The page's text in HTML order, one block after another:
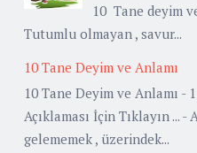
10 Tane deyim
Tutumlu olmayan , savur...
10 Tane Deyim ve Anlamı
10 Tane Deyim ve Anlamı -
Açıklaması İçin Tıklayın ...
gelememek , üzerindek...